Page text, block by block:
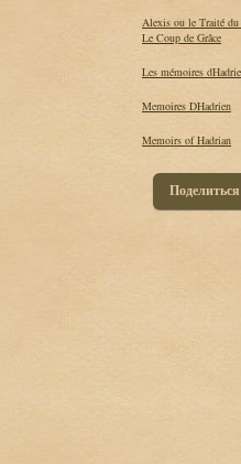
Alexis ou le Traité
Le Coup de Grâce
Les mémoires
Memoires DHadrien
Memoirs of Hadrian
Поделиться